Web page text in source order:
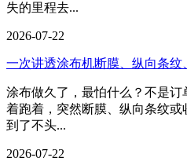
失的里程去...
2026-07-22
一次讲透涂布机断膜、纵向条纹
涂布做久了，最怕什么？不是
着跑着，突然断膜、纵向条纹
到了不头...
2026-07-22